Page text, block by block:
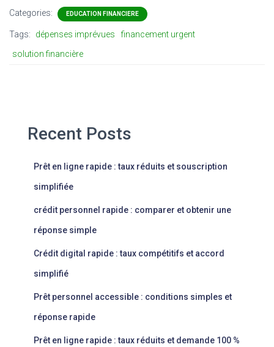
Categories: EDUCATION FINANCIERE
Tags: dépenses imprévues
financement urgent
solution financière
Recent Posts
Prêt en ligne rapide : taux réduits et souscription
simplifiée
crédit personnel rapide : comparer et obtenir une
réponse simple
Crédit digital rapide : taux compétitifs et accord
simplifié
Prêt personnel accessible : conditions simples et
réponse rapide
Prêt en ligne rapide : taux réduits et demande 100 %